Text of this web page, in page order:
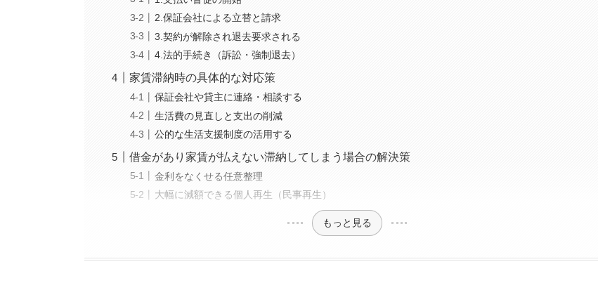
2.保証会社による立替と請求
3.契約が解除され退去要求される
4.法的手続き（訴訟・強制退去）
家賃滞納時の具体的な対応策
保証会社や貸主に連絡・相談する
生活費の見直しと支出の削減
公的な生活支援制度の活用する
借金があり家賃が払えない滞納してしまう場合の解決策
金利をなくせる任意整理
大幅に減額できる個人再生（民事再生）
もっと見る